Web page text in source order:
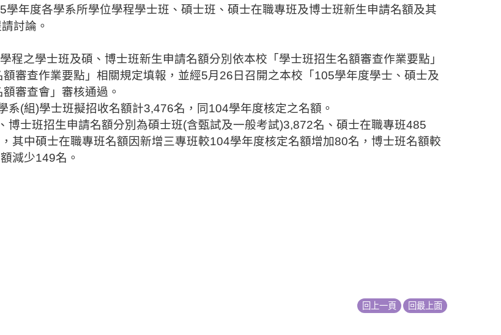
學年度各學系所學位學程學士班、碩士班、碩士在職專班及博士班新生申請名額及其
請討論。
程之學士班及碩、博士班新生申請名額分別依本校「學士班招生名額審查作業要點」
審查作業要點」相關規定填報，並經5月 26 日召開之本校「 105學年度學士、碩士及
審查會」審核通過。
系(組)學士班擬招收名額計3,476名，同104學年度核定之名額。
、博士班招生申請名額分別為碩士班(含甄試及一般考試)3,872名、碩士在職專班485
其中碩士在職專班名額因新增三專班較104學年度核定名額增加80名，博士班名額較
減少149名。
回上一頁 回最上面